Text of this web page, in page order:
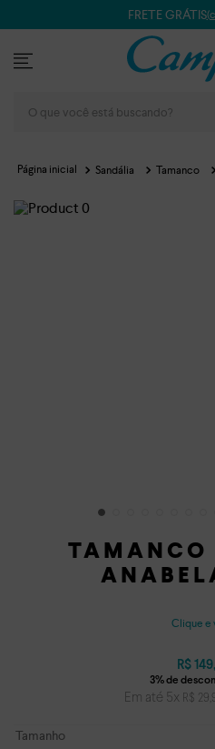
FRETE GRÁTIS
Sandália Tamanco
TAMANCO
Clique e
R$ 149,
Em até 5x R$ 29,
Tamanho